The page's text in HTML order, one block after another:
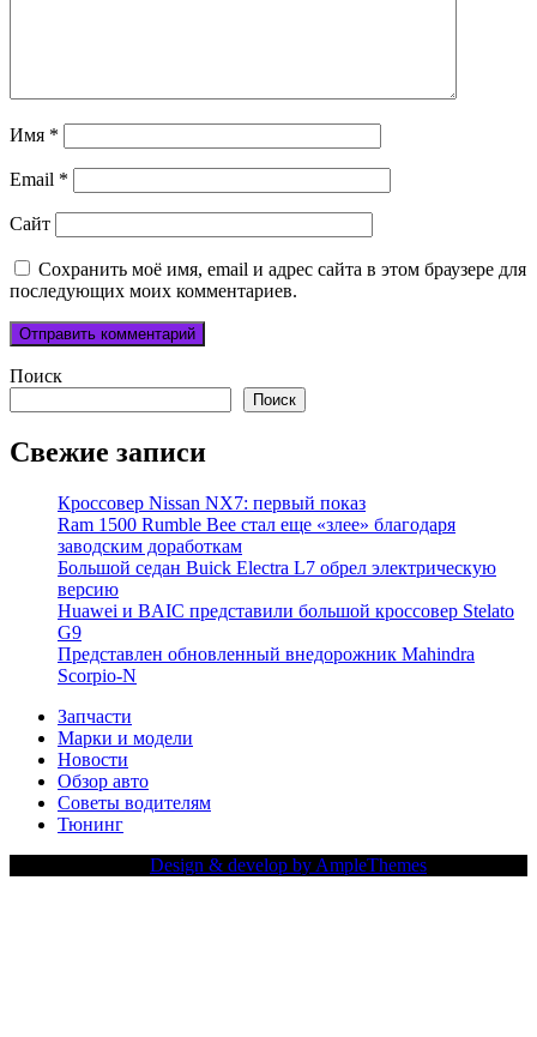
Имя *
Email *
Сайт
Сохранить моё имя, email и адрес сайта в этом браузере для
последующих моих комментариев.
Поиск
Поиск
Свежие записи
Кроссовер Nissan NX7: первый показ
Ram 1500 Rumble Bee стал еще «злее» благодаря
заводским доработкам
Большой седан Buick Electra L7 обрел электрическую
версию
Huawei и BAIC представили большой кроссовер Stelato
G9
Представлен обновленный внедорожник Mahindra
Scorpio-N
Запчасти
Марки и модели
Новости
Обзор авто
Советы водителям
Тюнинг
Design & develop by AmpleThemes